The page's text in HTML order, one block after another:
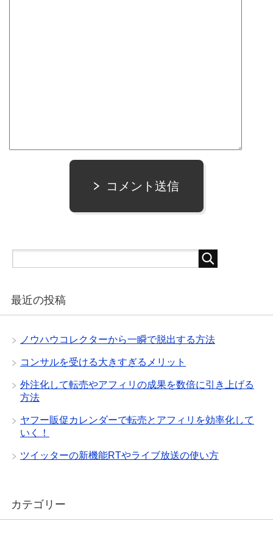
コメント送信
最近の投稿
ノウハウコレクターから一瞬で脱出する方法
コンサルを受ける大きすぎるメリット
外注化して転売やアフィリの成果を数倍に引き上げる
方法
ヤフー販促カレンダーで転売とアフィリを効率化して
いく！
ツイッターの新機能RTやライブ放送の使い方
カテゴリー